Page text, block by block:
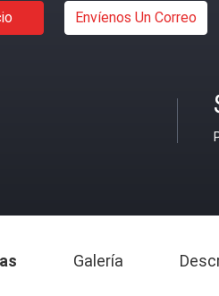
Envíenos Un Correo
Galería